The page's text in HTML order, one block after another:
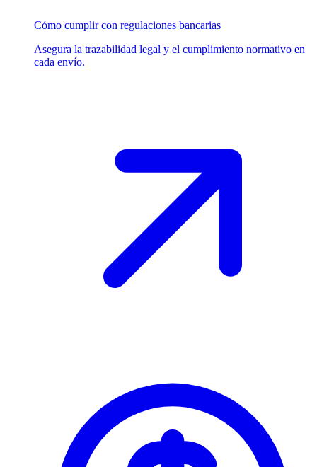
Cómo cumplir con regulaciones bancarias
Asegura la trazabilidad legal y el cumplimiento normativo en
cada envío.